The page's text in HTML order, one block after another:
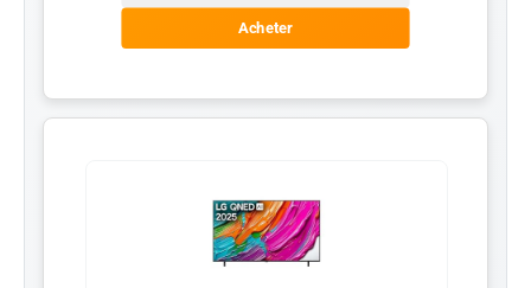
Acheter